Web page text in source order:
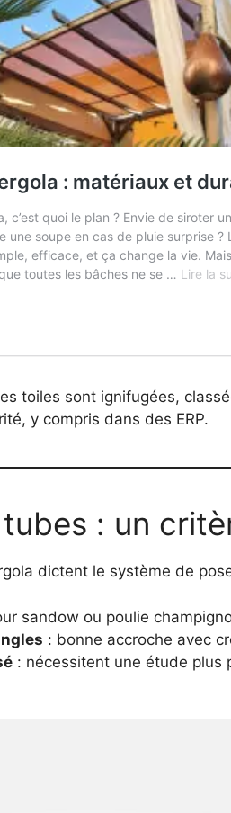
toiles sont ignifugées,
y compris dans des ERP.
: un
dictent le système de
sandow ou poulie
: bonne accroche avec
: nécessitent une étude plus